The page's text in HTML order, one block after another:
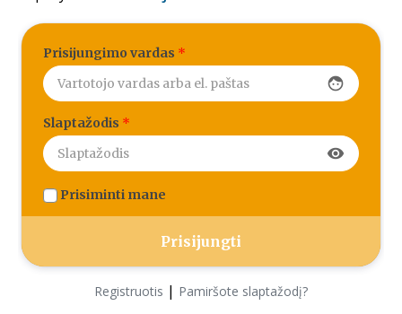
Prisijungimo vardas *
face
Slaptažodis *
visibility
Prisiminti mane
Registruotis | Pamiršote slaptažodį?